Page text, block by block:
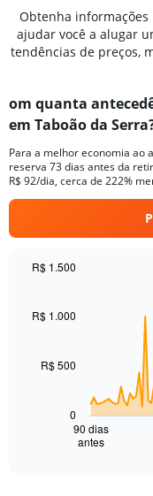
Obtenha informações
ajudar você a alugar
tendências de preços,
om quanta
em Taboão da
Para a melhor economia ao
reserva 73 dias antes da
R$ 92/dia, cerca de 222%
91
90 dias
antes
0
R$ 500
R$ 1.000
R$ 1.500